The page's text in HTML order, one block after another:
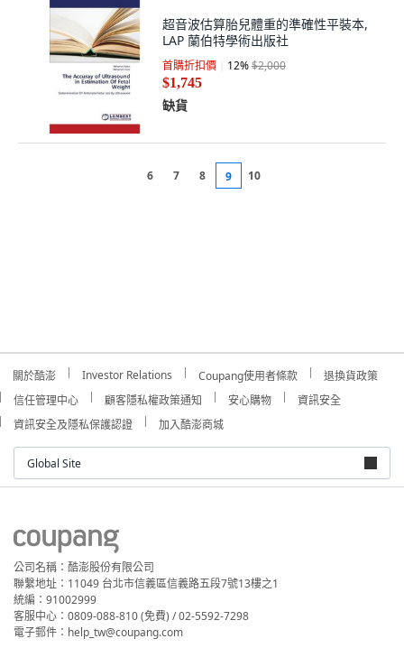
超音波估算胎兒體重的準確性平裝本,
LAP 蘭伯特學術出版社
首購折扣價 12%$2,000
$1,745
缺貨
6 7 8 9 10
關於酷澎 Investor Relations Coupang使用者條款
退換貨政策
信任管理中心
顧客隱私權政策通知 安心購物
資訊安全
資訊安全及隱私保護認證
加入酷澎商城
Global Site
公司名稱：酷澎股份有限公司
聯繫地址：11049 台北市信義區信義路五段7號13樓之1
統編：91002999
客服中心：0809-088-810 (免費) / 02-5592-7298
電子郵件：help_tw@coupang.com